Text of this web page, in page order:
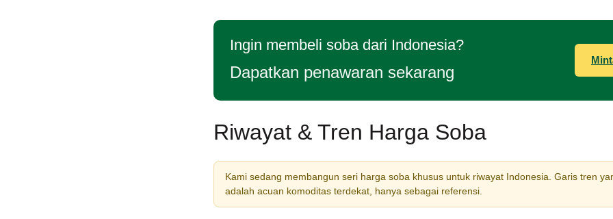
Ingin membeli soba dari Indonesia?
Dapatkan penawaran sekarang
Riwayat & Tren Harga Soba
Kami sedang membangun seri harga soba khusus untuk riwayat Indonesia. Garis tren
adalah acuan komoditas terdekat, hanya sebagai referensi.